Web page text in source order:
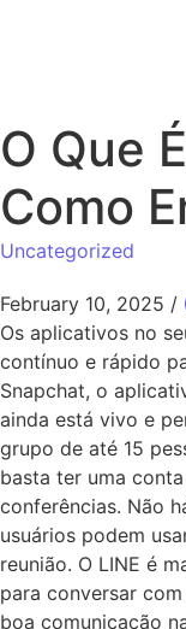
O Que
Como
Uncategorized
February 10, 2025 /
Os aplicativos no
contínuo e rápido
Snapchat, o
ainda está vivo e
grupo de até 15
basta ter uma
conferências. Não
usuários podem
reunião. O LINE é
para conversar
boa comunicação